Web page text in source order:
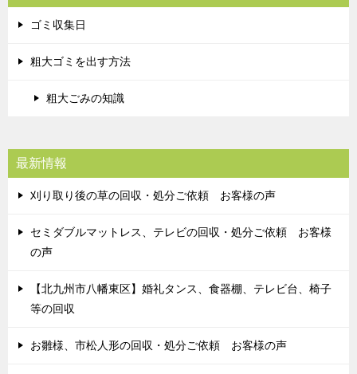
ゴミ収集日
粗大ゴミを出す方法
粗大ごみの知識
最新情報
刈り取り後の草の回収・処分ご依頼 お客様の声
セミダブルマットレス、テレビの回収・処分ご依頼 お客様
の声
【北九州市八幡東区】婚礼タンス、食器棚、テレビ台、椅子
等の回収
お雛様、市松人形の回収・処分ご依頼 お客様の声